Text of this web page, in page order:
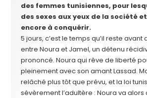
des femmes tunisiennes, pour
des sexes aux yeux de la société
encore à conquérir.
5 jours, c’est le temps qu’il reste avant
entre Noura et Jamel, un détenu
prononcé. Noura qui rêve de liberté
pleinement avec son amant Lassad.
relâché plus tôt que prévu, et la loi
sévèrement l’adultère : Noura va